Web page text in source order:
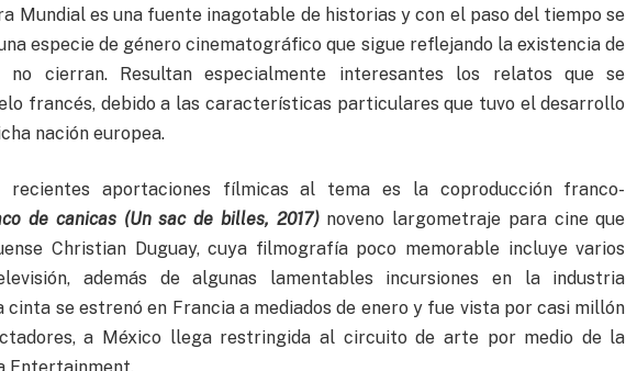
Mundial es una fuente inagotable de historias y con el paso del tiempo se
especie de género cinematográfico que sigue reflejando la existencia de
no cierran. Resultan especialmente interesantes los relatos que se
francés, debido a las características particulares que tuvo el desarrollo
nación europea.
recientes aportaciones fílmicas al tema es la coproducción franco-
de canicas (Un sac de billes, 2017)noveno largometraje para cine que
Christian Duguay, cuya filmografía poco memorable incluye varios
además de algunas lamentables incursiones en la industria
cinta se estrenó en Francia a mediados de enero y fue vista por casi millón
a México llega restringida al circuito de arte por medio de la